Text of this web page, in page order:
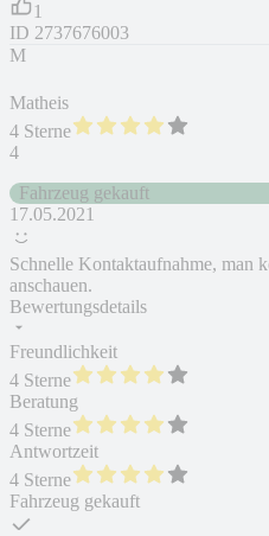
1
ID 2737676003
M
Matheis
4 Sterne
4
Fahrzeug gekauft
17.05.2021
Schnelle Kontaktaufnahme, man
anschauen.
Bewertungsdetails
Freundlichkeit
4 Sterne
Beratung
4 Sterne
Antwortzeit
4 Sterne
Fahrzeug gekauft